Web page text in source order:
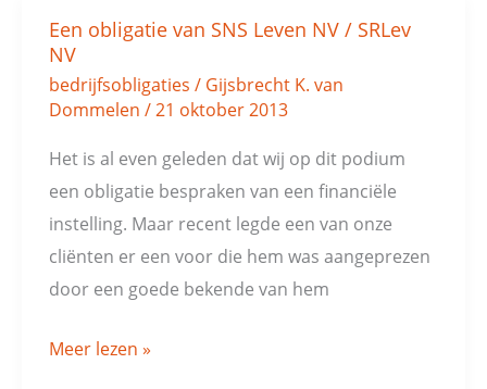
Een obligatie van SNS Leven NV / SRLev
NV
bedrijfsobligaties / Gijsbrecht K. van
Dommelen /21 oktober 2013
Het is al even geleden dat wij op dit podium
een obligatie bespraken van een financiële
instelling. Maar recent legde een van onze
cliënten er een voor die hem was aangeprezen
door een goede bekende van hem
Een
obligatie
van
Leven
NV
/
SRLev
NV
Meer lezen »